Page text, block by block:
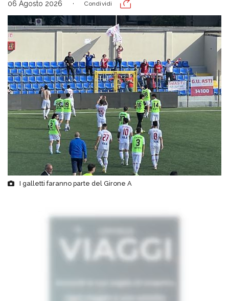
06 Agosto 2026 Condividi
I galletti faranno parte del Girone A